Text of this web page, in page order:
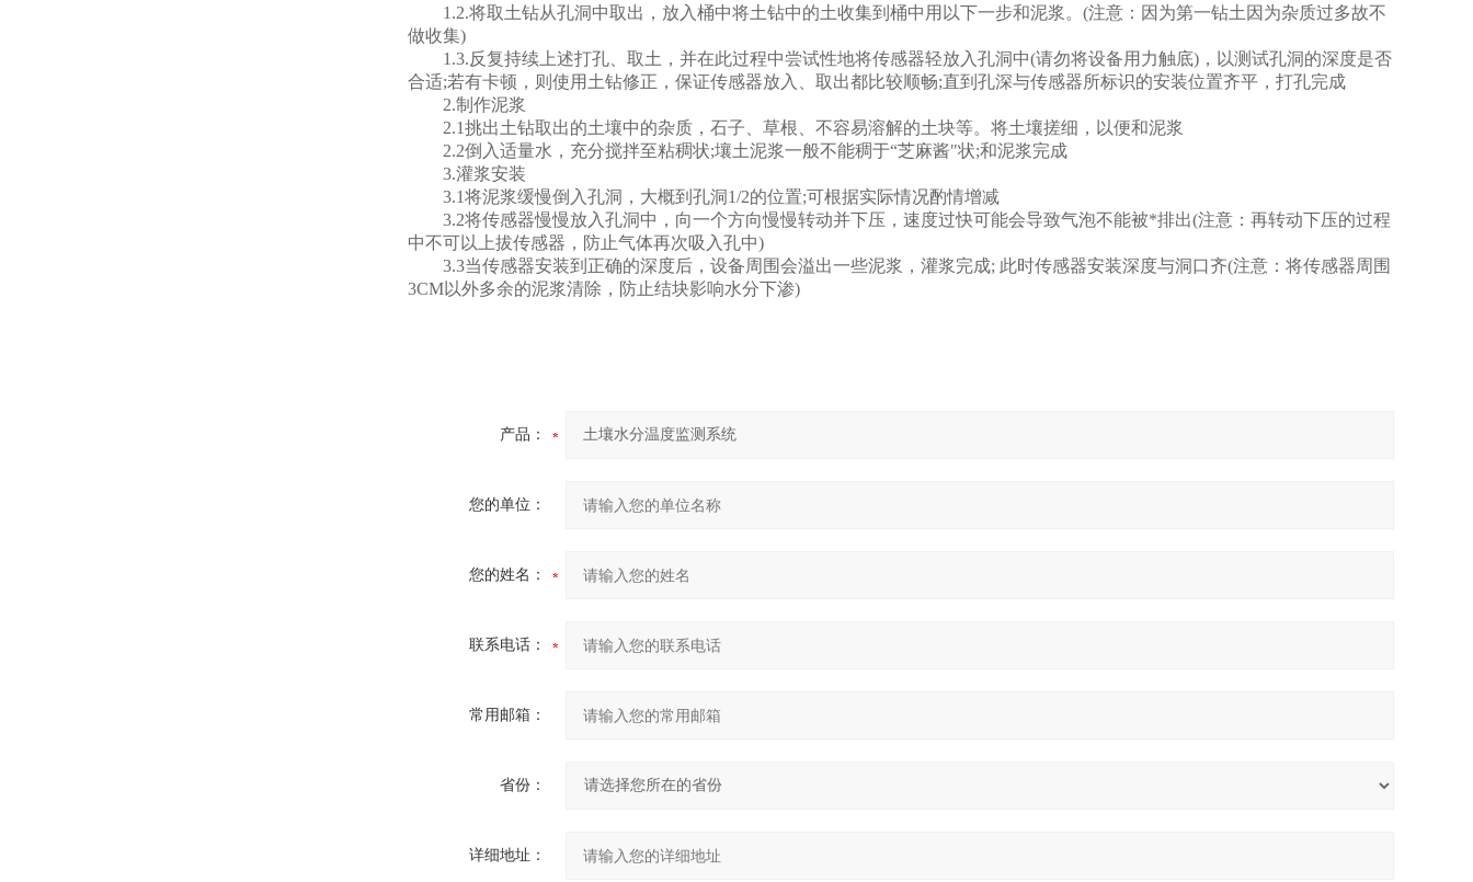
1.2.将取土钻从孔洞中取出，放入桶中将土钻中的土收集到桶中用以下一步和泥浆。(注意：因为第一钻土因为杂质过多故不
做收集)
1.3.反复持续上述打孔、取土，并在此过程中尝试性地将传感器轻放入孔洞中(请勿将设备用力触底)，以测试孔洞的深度是否
合适;若有卡顿，则使用土钻修正，保证传感器放入、取出都比较顺畅;直到孔深与传感器所标识的安装位置齐平，打孔完成
2.制作泥浆
2.1挑出土钻取出的土壤中的杂质，石子、草根、不容易溶解的土块等。将土壤搓细，以便和泥浆
2.2倒入适量水，充分搅拌至粘稠状;壤土泥浆一般不能稠于“芝麻酱"状;和泥浆完成
3.灌浆安装
3.1将泥浆缓慢倒入孔洞，大概到孔洞1/2的位置;可根据实际情况酌情增减
3.2将传感器慢慢放入孔洞中，向一个方向慢慢转动并下压，速度过快可能会导致气泡不能被*排出(注意：再转动下压的过程
中不可以上拔传感器，防止气体再次吸入孔中)
3.3当传感器安装到正确的深度后，设备周围会溢出一些泥浆，灌浆完成; 此时传感器安装深度与洞口齐(注意：将传感器周围
3CM以外多余的泥浆清除，防止结块影响水分下渗)
产品：
您的单位：
您的姓名：
联系电话：
常用邮箱：
省份：
详细地址：